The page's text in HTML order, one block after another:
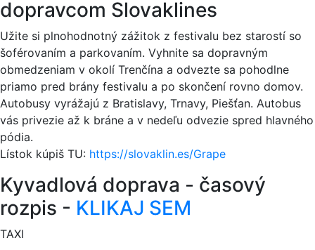
dopravcom Slovaklines
Užite si plnohodnotný zážitok z festivalu bez starostí so
šoférovaním a parkovaním. Vyhnite sa dopravným
obmedzeniam v okolí Trenčína a odvezte sa pohodlne
priamo pred brány festivalu a po skončení rovno domov.
Autobusy vyrážajú z Bratislavy, Trnavy, Piešťan. Autobus
vás privezie až k bráne a v nedeľu odvezie spred hlavného
pódia.
Lístok kúpiš TU: https://slovaklin.es/Grape
Kyvadlová doprava - časový
rozpis - KLIKAJ SEM
TAXI